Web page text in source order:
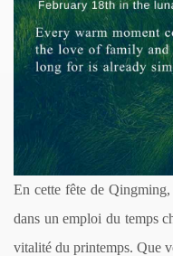
En cette fête de
dans un emploi du temps
vitalité du printemps. Que